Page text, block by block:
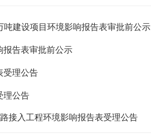
建设项目环境影响报告表审批前公示
报告表审批前公示
受理公告
理公告
接入工程环境影响报告表受理公告